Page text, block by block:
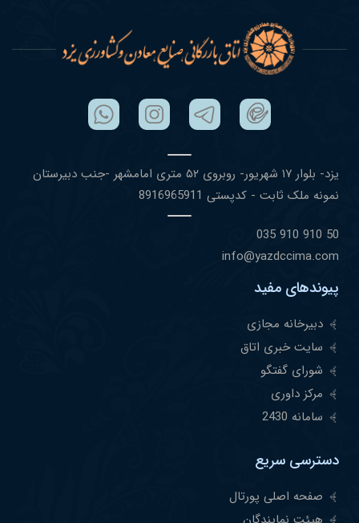
یزد- بلوار ١٧ شهریور- روبروی ۵٢ متری امامشهر -جنب دبیرستان
نمونه ملک ثابت - کدپستی 8916965911
50 910 910 035
info@yazdccima.com
پیوندهای مفید
دبیرخانه مجازی
سایت خبری اتاق
شورای گفتگو
مرکز داوری
سامانه 2430
دسترسی سریع
صفحه اصلی پورتال